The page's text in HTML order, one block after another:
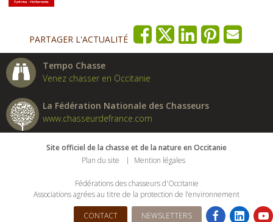
PARTAGER L'ACTUALITÉ
Tempo Chasse
Venez chasser en Occitanie
La Fédération Nationale des Chasseurs
www.chasseurdefrance.com
Site officiel de la chasse et de la nature en Occitanie
Plan du site
Mention légales
Fédérations des chasseurs d'Occitanie
Associations agrées au titre de la protection de l’environnement
CONTACT NEWSLETTERS